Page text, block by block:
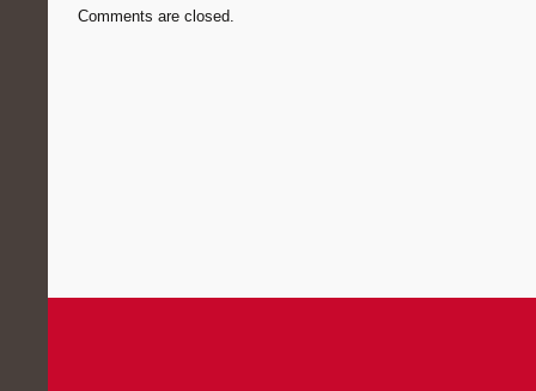
Comments are closed.